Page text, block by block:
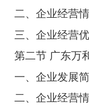
二、企业经营
三、企业经营
第二节 广东万
一、企业发展
二、企业经营